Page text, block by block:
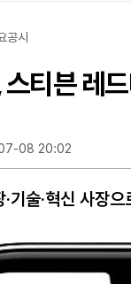
UGI 코퍼레이션, 3분기
아쿠아바운티, 오하이
발라리스, 2분기 자산
에볼런트 헬스, 2분기
시
티븐 레
08 20:02
기술·혁신 사장